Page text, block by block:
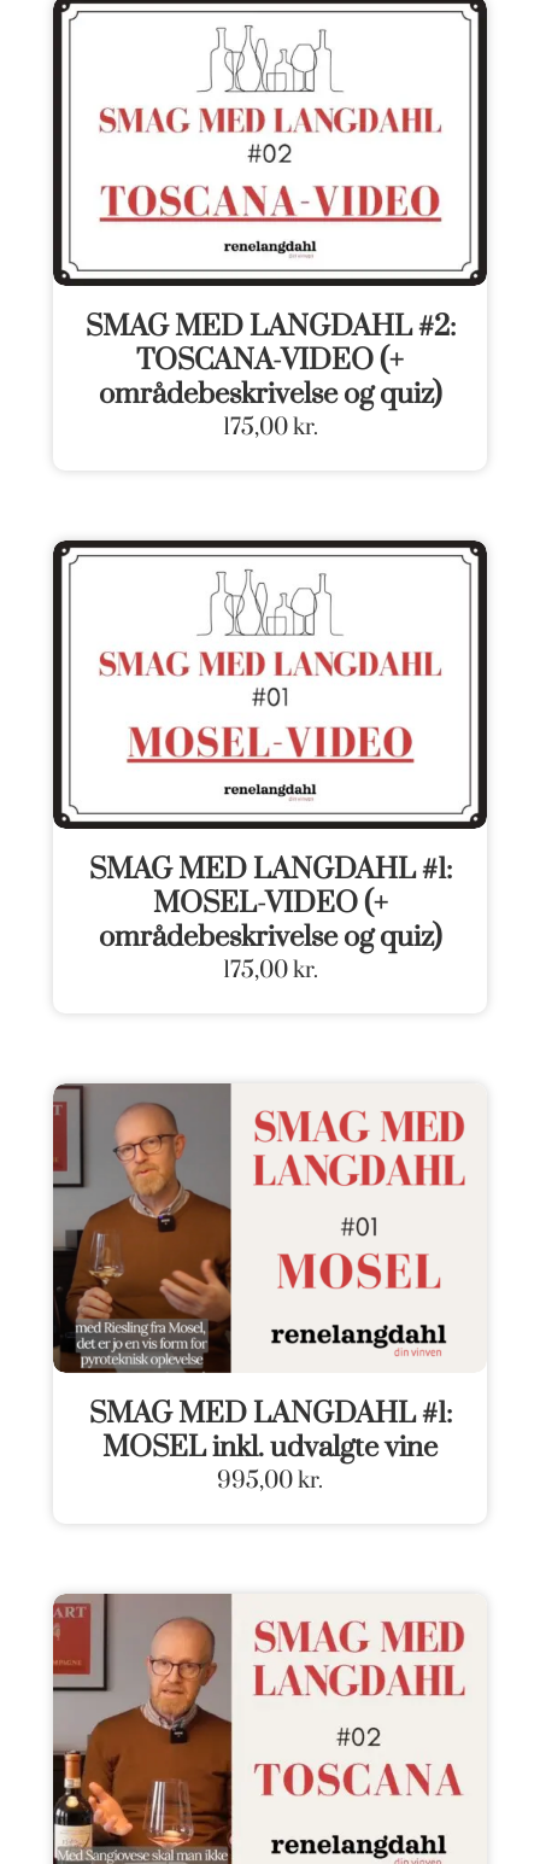
SMAG MED LANGDAHL #2:
TOSCANA-VIDEO (+
områdebeskrivelse og quiz)
175,00kr.
SMAG MED LANGDAHL #1:
MOSEL-VIDEO (+
områdebeskrivelse og quiz)
175,00kr.
SMAG MED LANGDAHL #1:
MOSEL inkl. udvalgte vine
995,00kr.